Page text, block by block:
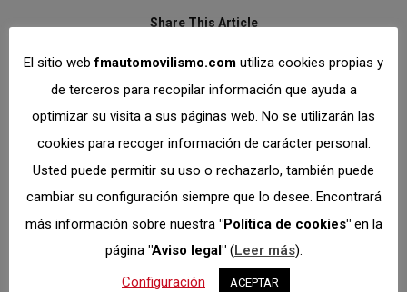
Share This Article
Share
on
Facebook
Share
on
X
Share
on
Pinterest
Share
on
LinkedIn
Autor: Dto.
Comunicación
https://fmautomovilismo.com/
El sitio webfmautomovilismo.com utiliza cookies propias y
de terceros para recopilar información que ayuda a
optimizar su visita a sus páginas web. No se utilizarán las
cookies para recoger información de carácter personal.
Usted puede permitir su uso o rechazarlo, también puede
cambiar su configuración siempre que lo desee. Encontrará
más información sobre nuestra "Política de cookies"en la
página "Aviso legal"(Leer más).
Configuración
ACEPTAR